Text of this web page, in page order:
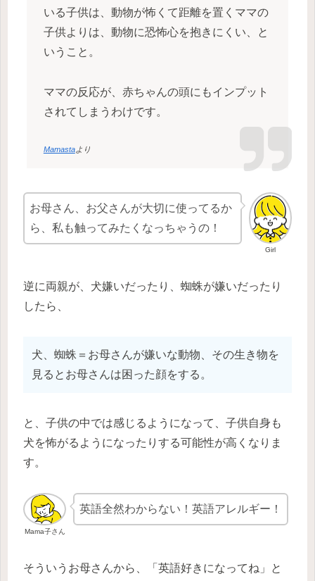
いる子供は、動物が怖くて距離を置くママの
子供よりは、動物に恐怖心を抱きにくい、と
いうこと。
ママの反応が、赤ちゃんの頭にもインプット
されてしまうわけです。
Mamastaより
Girl
お母さん、お父さんが大切に使ってるか
ら、私も触ってみたくなっちゃうの！
逆に両親が、犬嫌いだったり、蜘蛛が嫌いだったり
したら、
犬、蜘蛛＝お母さんが嫌いな動物、その生き物を
見るとお母さんは困った顔をする。
と、子供の中では感じるようになって、子供自身も
犬を怖がるようになったりする可能性が高くなりま
す。
Mama子さん
英語全然わからない！英語アレルギー！
そういうお母さんから、「英語好きになってね」と